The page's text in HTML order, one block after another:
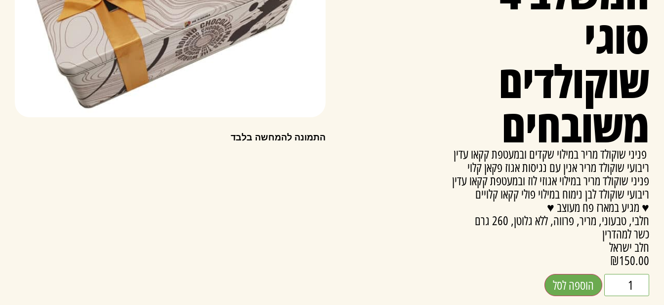
התמונה להמחשה בלבד
סוגי
שוקולדים
משובחים
פניני שוקולד מריר במילוי שקדים ובמעטפת קקאו עדין
ריבועי שוקולד מריר אנין עם נגיסות אגוז פקאן קלוי
פניני שוקולד מריר במילוי אגוזי לוז ובמעטפת קקאו עדין
ריבועי שוקולד לבן נימוח במילוי פולי קקאו קלויים
♥ מגיע במארז פח מעוצב ♥
חלבי, טבעוני, מריר, פרווה, ללא גלוטן, 260 גרם
כשר למהדרין
חלב ישראל
₪150.00
הוספה לסל